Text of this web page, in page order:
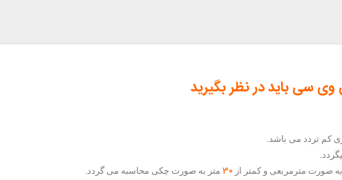
سی باید در نظر بگیرید
صورت مترمربعی و کمتر از ۳۰ متر به صورت چکی محاسبه می گردد.